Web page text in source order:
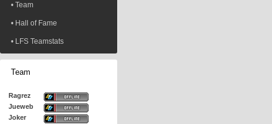
• Team
• Hall of Fame
• LFS Teamstats
Team
Ragrez
Jueweb
Joker